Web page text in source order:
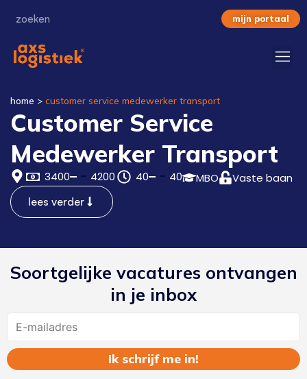
mijn portaal
home > customer service medewerker transport
Customer Service
Medewerker Transport
3400 4200 40 40 MBO Vaste baan
lees verder
Soortgelijke vacatures ontvangen
in je inbox